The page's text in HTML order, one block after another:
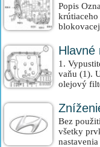
Popis
Hlavné
1.
vaňu (1).
olejový
Bez
všetky